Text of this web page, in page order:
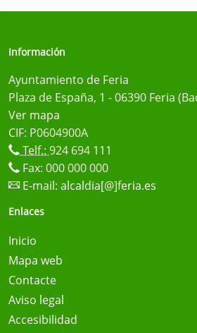
Información
Ayuntamiento de Feria
Plaza de España, 1 - 06390 Feria
Ver mapa
CIF: P0604900A
Telf.: 924 694 111
Fax: 000 000 000
E-mail: alcaldia[@]feria.es
Enlaces
Inicio
Mapa web
Contacte
Aviso legal
Accesibilidad